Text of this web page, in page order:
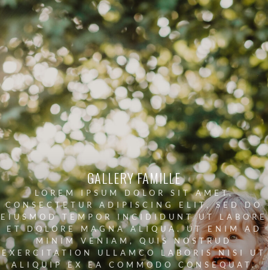
GALLERY FAMILLE
LOREM IPSUM DOLOR SIT AMET,
CONSECTETUR ADIPISCING ELIT, SED DO
EIUSMOD TEMPOR INCIDIDUNT UT LABORE
ET DOLORE MAGNA ALIQUA. UT ENIM AD
MINIM VENIAM, QUIS NOSTRUD
EXERCITATION ULLAMCO LABORIS NISI UT
ALIQUIP EX EA COMMODO CONSEQUAT.